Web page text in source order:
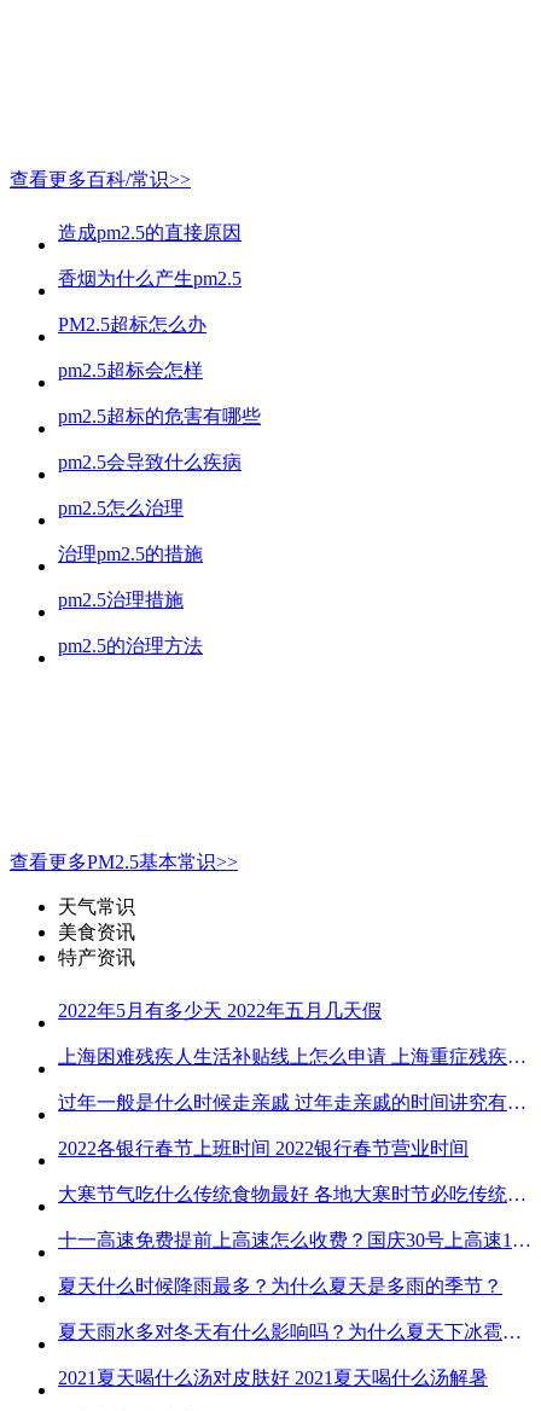
查看更多百科/常识>>
造成pm2.5的直接原因
香烟为什么产生pm2.5
PM2.5超标怎么办
pm2.5超标会怎样
pm2.5超标的危害有哪些
pm2.5会导致什么疾病
pm2.5怎么治理
治理pm2.5的措施
pm2.5治理措施
pm2.5的治理方法
查看更多PM2.5基本常识>>
天气常识
美食资讯
特产资讯
2022年5月有多少天 2022年五月几天假
上海困难残疾人生活补贴线上怎么申请 上海重症残疾人护理补贴线上申请流程
过年一般是什么时候走亲戚 过年走亲戚的时间讲究有哪些
2022各银行春节上班时间 2022银行春节营业时间
大寒节气吃什么传统食物最好 各地大寒时节必吃传统美食
十一高速免费提前上高速怎么收费？国庆30号上高速1号下高速免费吗？
夏天什么时候降雨最多？为什么夏天是多雨的季节？
夏天雨水多对冬天有什么影响吗？为什么夏天下冰雹而冬天不下冰雹
2021夏天喝什么汤对皮肤好 2021夏天喝什么汤解暑